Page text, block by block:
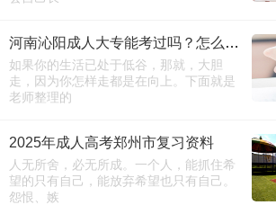
河南沁阳成人大专能考过吗？怎么报名
如果你的生活已处于低谷，那就，大胆
走，因为你怎样走都是在向上。下面就是
老师整理的
2025年成人高考郑州市复习资料
人无所舍，必无所成。一个人，能抓住希
望的只有自己，能放弃希望也只有自己。
怨恨、嫉